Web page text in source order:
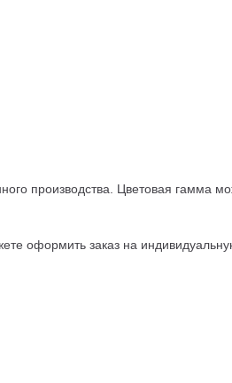
производства. Цветовая
оформить заказ на